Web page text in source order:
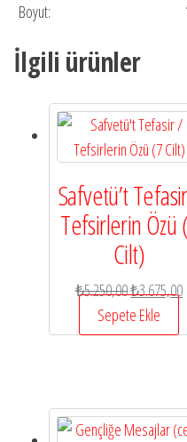
Boyut:
İlgili ürünler
Safvetü’t
Tefsirlerin Özü
Cilt)
₺5.250,00Orijinal
fiyat:
₺5.250,00.
₺3.675,00Şu
Sepete Ekle